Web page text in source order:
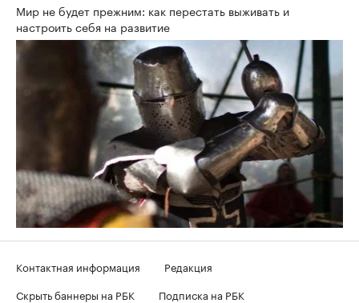
Мир не будет прежним: как перестать выживать и
настроить себя на развитие
Контактная информация
Редакция
Скрыть баннеры на РБК
Подписка на РБК